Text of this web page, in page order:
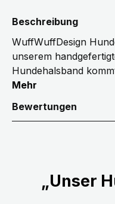
Beschreibung
WuffWuffDesign
unserem
Hundehalsband
Mehr
Bewertungen
„Unser